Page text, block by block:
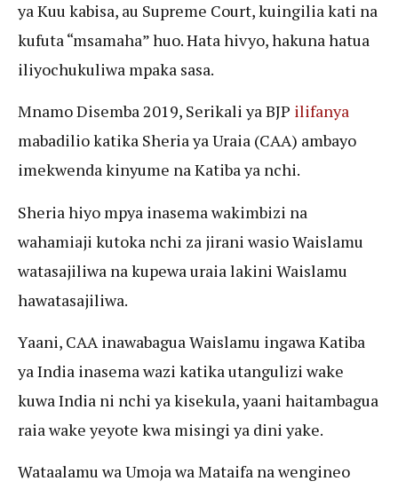
ya Kuu kabisa, au Supreme Court, kuingilia kati na
kufuta “msamaha” huo. Hata hivyo, hakuna hatua
iliyochukuliwa mpaka sasa.
Mnamo Disemba 2019, Serikali ya BJP ilifanya
mabadilio katika Sheria ya Uraia (CAA) ambayo
imekwenda kinyume na Katiba ya nchi.
Sheria hiyo mpya inasema wakimbizi na
wahamiaji kutoka nchi za jirani wasio Waislamu
watasajiliwa na kupewa uraia lakini Waislamu
hawatasajiliwa.
Yaani, CAA inawabagua Waislamu ingawa Katiba
ya India inasema wazi katika utangulizi wake
kuwa India ni nchi ya kisekula, yaani haitambagua
raia wake yeyote kwa misingi ya dini yake.
Wataalamu wa Umoja wa Mataifa na wengineo